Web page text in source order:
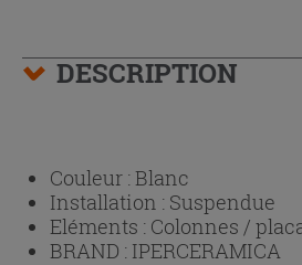
DESCRIPTION
Couleur :Blanc
Installation : Suspendue
Eléments : Colonnes /
BRAND : IPERCERAMICA